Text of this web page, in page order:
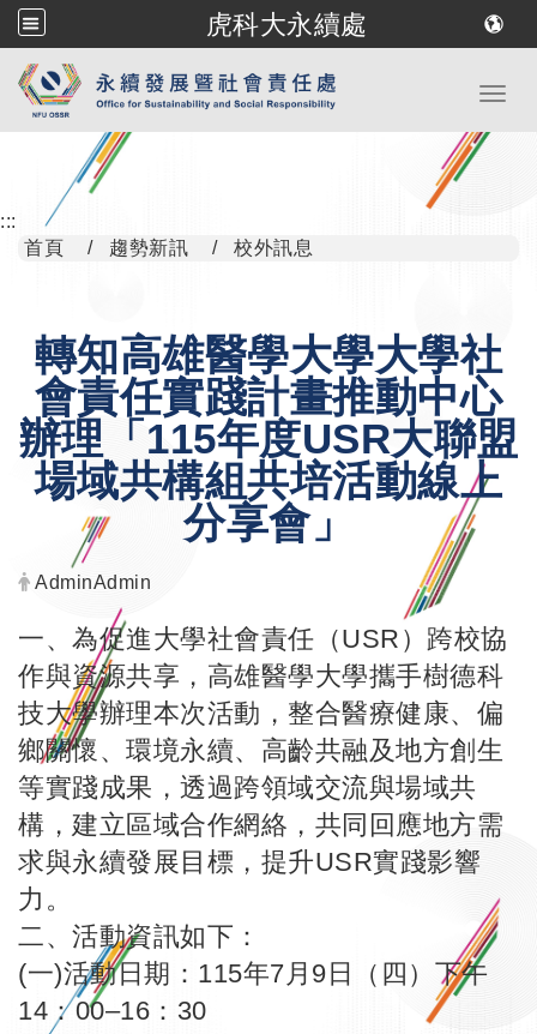
虎科大永續處
跳到主要內容
:::
首頁
趨勢新訊 校外訊息
轉知高雄醫學大學大學社
會責任實踐計畫推動中心
辦理「115年度USR大聯盟
場域共構組共培活動線上
分享會」
發布者：
AdminAdmin
一、為促進大學社會責任（USR）跨校協
作與資源共享，高雄醫學大學攜手樹德科
技大學辦理本次活動，整合醫療健康、偏
鄉關懷、環境永續、高齡共融及地方創生
等實踐成果，透過跨領域交流與場域共
構，建立區域合作網絡，共同回應地方需
求與永續發展目標，提升USR實踐影響
力。
二、活動資訊如下：
(一)活動日期：115年7月9日（四）下午
14：00–16：30